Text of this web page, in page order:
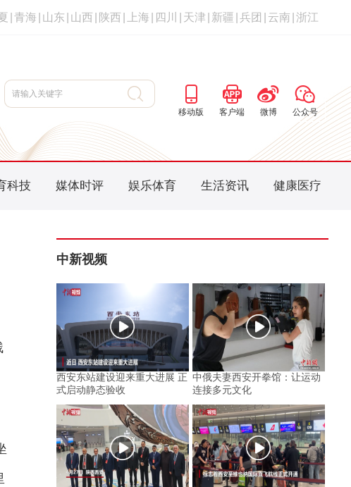
青海 山东 山西 陕西 上海 四川 天津 新疆 兵团 云南 浙江
移动版 客户端 微博 公众号
科技 媒体时评 娱乐体育 生活资讯 健康医疗
中新视频
西安东站建设迎来重大进展 正
式启动静态验收
中俄夫妻西安开拳馆：让运动
连接多元文化